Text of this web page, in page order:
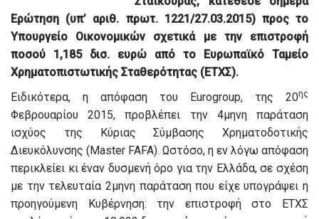
Ερώτηση (υπ’ αριθ. πρωτ. 1221/27.03.2015) προς το
Υπουργείο Οικονομικών σχετικά με την επιστροφή
ποσού 1,185 δισ. ευρώ από το Ευρωπαϊκό Ταμείο
Χρηματοπιστωτικής Σταθερότητας (ΕΤΧΣ).
Ειδικότερα, η απόφαση του Eurogroup, της 20ης
Φεβρουαρίου 2015, προβλέπει την 4μηνη παράταση
ισχύος της Κύριας Σύμβασης Χρηματοδοτικής
Διευκόλυνσης (Master FAFA). Ωστόσο, η εν λόγω απόφαση
περικλείει κι έναν δυσμενή όρο για την Ελλάδα, σε σχέση
με την τελευταία 2μηνη παράταση που είχε υπογράψει η
προηγούμενη Κυβέρνηση: την επιστροφή στο ΕΤΧΣ